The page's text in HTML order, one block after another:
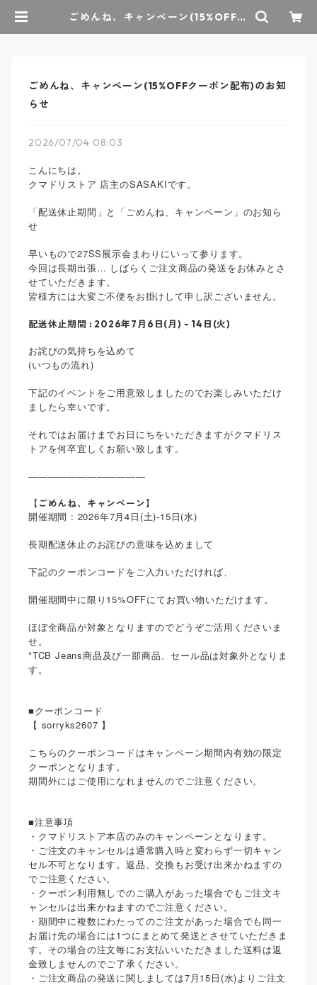
ごめんね、キャンペーン(15%OFFク
ごめんね、キャンペーン(15%OFFクーポン配布)のお知
らせ
2026/07/04 08:03
こんにちは。
クマドリストア 店主のSASAKIです。
「配送休止期間」と「ごめんね、キャンペーン」のお知ら
せ
早いもので27SS展示会まわりにいって参ります。
今回は長期出張… しばらくご注文商品の発送をお休みとさ
せていただきます。
皆様方には大変ご不便をお掛けして申し訳ございません。
配送休止期間 : 2026年7月6日(月) - 14日(火)
お詫びの気持ちを込めて
(いつもの流れ)
下記のイベントをご用意致しましたのでお楽しみいただけ
ましたら幸いです。
それではお届けまでお日にちをいただきますがクマドリス
トアを何卒宜しくお願い致します。
————————————
【ごめんね、キャンペーン】
開催期間 : 2026年7月4日(土)-15日(水)
長期配送休止のお詫びの意味を込めまして
下記のクーポンコードをご入力いただければ、
開催期間中に限り15%OFFにてお買い物いただけます。
ほぼ全商品が対象となりますのでどうぞご活用くださいま
せ。
*TCB Jeans商品及び一部商品、セール品は対象外となりま
す。
■クーポンコード
【 sorryks2607 】
こちらのクーポンコードはキャンペーン期間内有効の限定
クーポンとなります。
期間外にはご使用になれませんのでご注意ください。
■注意事項
・クマドリストア本店のみのキャンペーンとなります。
・ご注文のキャンセルは通常購入時と変わらず一切キャン
セル不可となります。返品、交換もお受け出来かねますの
でご注意ください。
・クーポン利用無しでのご購入があった場合でもご注文キ
ャンセルは出来かねますのでご注意ください。
・期間中に複数にわたってのご注文があった場合でも同一
お届け先の場合には1つにまとめて発送とさせていただきま
す。その場合の注文毎にお支払いいただきました送料は返
金致しませんのでご了承ください。
・ご注文商品の発送に関しましては7 月 15 日 (水)よりご注文